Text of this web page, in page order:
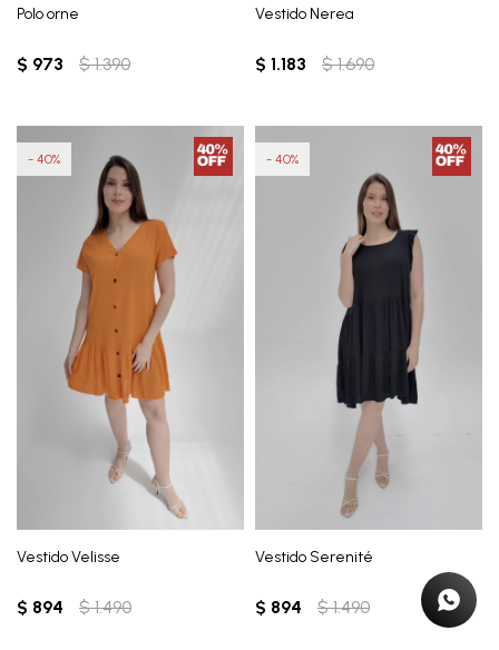
Polo orne
$ 973 $ 1.390
Vestido Nerea
$ 1.183 $ 1.690
Vestido Velisse
$ 894 $ 1.490
40
Vestido Serenité
$ 894 $ 1.490
40